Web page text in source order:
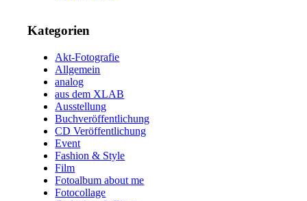
Kategorien
Akt-Fotografie
Allgemein
analog
aus dem XLAB
Ausstellung
Buchveröffentlichung
CD Veröffentlichung
Event
Fashion & Style
Film
Fotoalbum about me
Fotocollage